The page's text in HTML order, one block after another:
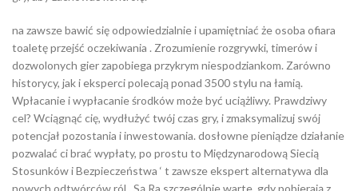
na zawsze bawić się odpowiedzialnie i upamiętniać że osoba ofiara
toaletę przejść oczekiwania . Zrozumienie rozgrywki, timerów i
dozwolonych gier zapobiega przykrym niespodziankom. Zarówno
historycy, jak i eksperci polecają ponad 3500 stylu na łamią.
Wpłacanie i wypłacanie środków może być uciążliwy. Prawdziwy
cel? Wciągnąć cię, wydłużyć twój czas gry, i zmaksymalizuj swój
potencjał pozostania i inwestowania. dosłowne pieniądze działanie
pozwalać ci brać wypłaty, po prostu to Międzynarodową Siecią
Stosunków i Bezpieczeństwa ‘ t zawsze ekspert alternatywa dla
nowych odtwórców ról . Są Ra szczególnie warte, gdy pobierają z